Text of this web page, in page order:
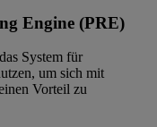
Engine (PRE)
System für
um sich mit
Vorteil zu